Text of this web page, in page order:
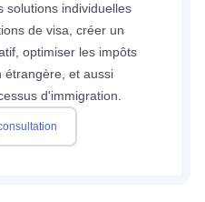
solutions individuelles
de visa, créer un
optimiser les impôts
étrangère, et aussi
d'immigration.